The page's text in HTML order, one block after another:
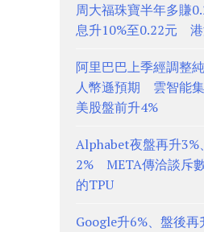
周大福珠寶半年多賺
息升10%至0.22元
阿里巴巴上季經調整
人幣遜預期 雲智能
美股盤前升4%
Alphabet夜盤再升3%
2% META傳洽談斥
的TPU
Google升6%、盤後